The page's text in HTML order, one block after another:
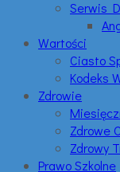
Serwis
Wartości
Ciasto
Kodeks
Zdrowie
Zdrowe
Zdrowy
Prawo Szkolne